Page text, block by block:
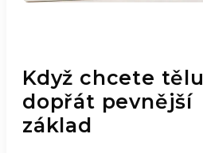
Když chcete tělu
dopřát pevnější
základ